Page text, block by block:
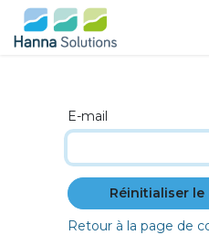
Se rendre au contenu
E-mail
Réinitialiser
Retour à la page de